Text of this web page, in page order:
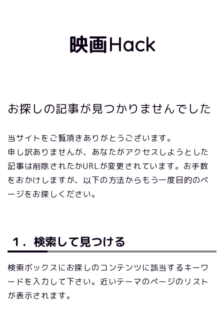
映画Hack
お探しの記事が見つかりませんでした
当サイトをご覧頂きありがとうございます。
申し訳ありませんが、あなたがアクセスしようとした
記事は削除されたかURLが変更されています。お手数
をおかけしますが、以下の方法からもう一度目的のペ
ージをお探しください。
１．検索して見つける
検索ボックスにお探しのコンテンツに該当するキーワ
ードを入力して下さい。近いテーマのページのリスト
が表示されます。